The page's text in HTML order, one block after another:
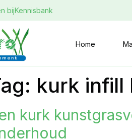
bijKennisbank
Home
kurk infill
kurk